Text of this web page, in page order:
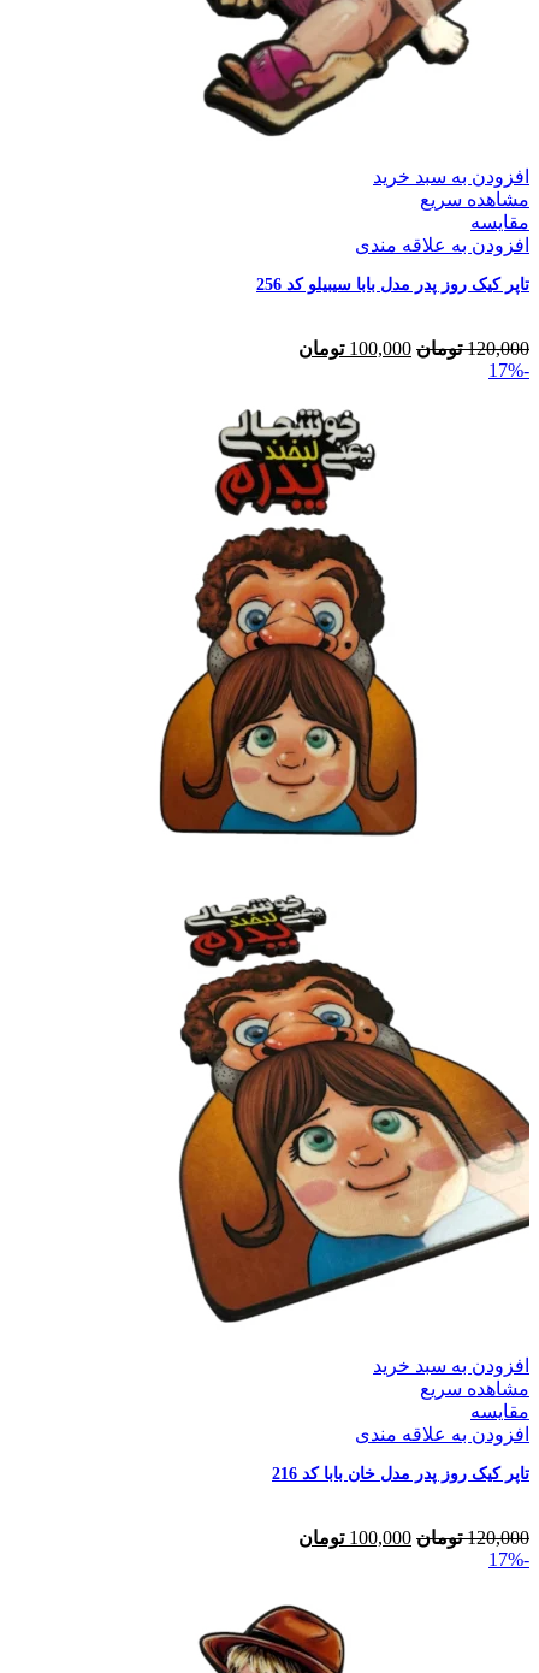
افزودن به سبد خرید
مشاهده سریع
مقایسه
افزودن به علاقه مندی
تاپر کیک روز پدر مدل بابا سیبیلو کد 256
120,000 تومان 100,000 تومان
-17%
افزودن به سبد خرید
مشاهده سریع
مقایسه
افزودن به علاقه مندی
تاپر کیک روز پدر مدل خان بابا کد 216
120,000 تومان 100,000 تومان
-17%